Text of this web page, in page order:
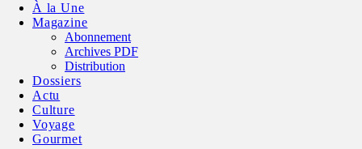
À la Une
Magazine
Abonnement
Archives PDF
Distribution
Dossiers
Actu
Culture
Voyage
Gourmet